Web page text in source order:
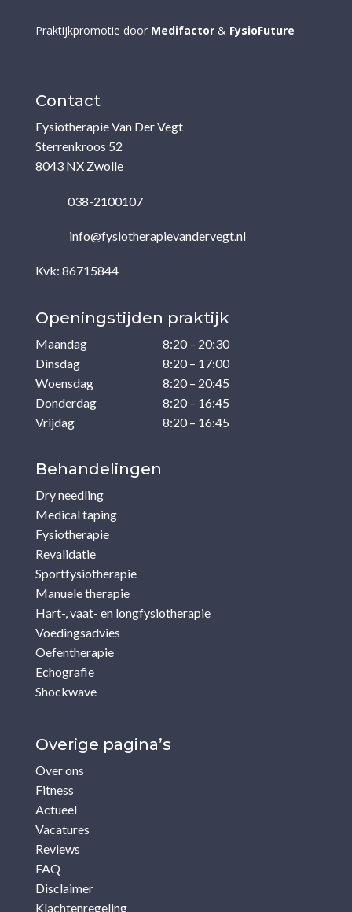
Praktijkpromotie door Medifactor& FysioFuture
Contact
Fysiotherapie Van Der Vegt
Sterrenkroos 52
8043 NX Zwolle
038-2100107
info@fysiotherapievandervegt.nl
Kvk: 86715844
Openingstijden praktijk
Maandag
8:20 – 20:30
Dinsdag
8:20 – 17:00
Woensdag
8:20 – 20:45
Donderdag
8:20 – 16:45
Vrijdag
8:20 – 16:45
Behandelingen
Dry needling
Medical taping
Fysiotherapie
Revalidatie
Sportfysiotherapie
Manuele therapie
Hart-, vaat- en longfysiotherapie
Voedingsadvies
Oefentherapie
Echografie
Shockwave
Overige pagina’s
Over ons
Fitness
Actueel
Vacatures
Reviews
FAQ
Disclaimer
Klachtenregeling